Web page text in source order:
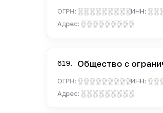
ОГРН:░ ░ ░ ░ ░ ░ ░ ░ ░ИНН:░ ░
Адрес:░ ░ ░ ░ ░ ░ ░ ░ ░
619. Общество с
ОГРН:░ ░ ░ ░ ░ ░ ░ ░ ░ИНН:░ ░
Адрес:░ ░ ░ ░ ░ ░ ░ ░ ░